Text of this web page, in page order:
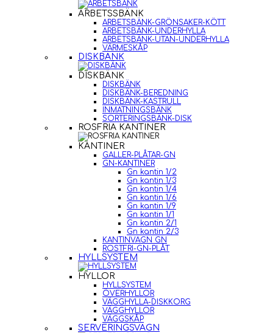
ARBETSSBÄNK
ARBETSBÄNK-GRÖNSAKER-KÖTT
ARBETSBÄNK-UNDERHYLLA
ARBETSBÄNK-UTAN-UNDERHYLLA
VÄRMESKÅP
DISKBÄNK
DISKBÄNK
DISKBÄNK
DISKBÄNK-BEREDNING
DISKBÄNK-KASTRULL
INMATNINGSBÄNK
SORTERINGSBÄNK-DISK
ROSFRIA KANTINER
KANTINER
GALLER-PLÅTAR-GN
GN-KANTINER
Gn kantin 1/2
Gn kantin 1/3
Gn kantin 1/4
Gn kantin 1/6
Gn kantin 1/9
Gn kantin 1/1
Gn kantin 2/1
Gn kantin 2/3
KANTINVAGN GN
ROSTFRI-GN-PLÅT
HYLLSYSTEM
HYLLOR
HYLLSYSTEM
ÖVERHYLLOR
VÄGGHYLLA-DISKKORG
VÄGGHYLLOR
VÄGGSKÅP
SERVERINGSVAGN